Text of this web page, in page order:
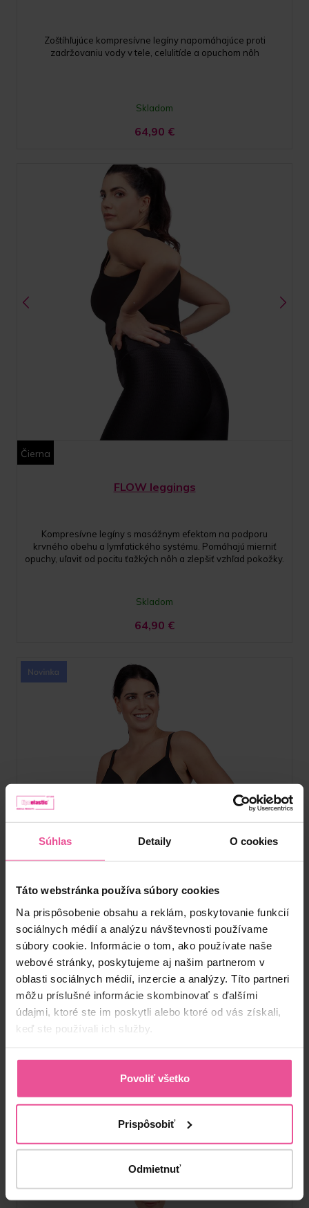
Súhlas Detaily O cookies
Táto webstránka používa súbory cookies
Na prispôsobenie obsahu a reklám, poskytovanie funkcií
sociálnych médií a analýzu návštevnosti používame
súbory cookie. Informácie o tom, ako používate naše
webové stránky, poskytujeme aj našim partnerom v
oblasti sociálnych médií, inzercie a analýzy. Títo partneri
môžu príslušné informácie skombinovať s ďalšími
údajmi, ktoré ste im poskytli alebo ktoré od vás získali,
keď ste používali ich služby.
Povoliť všetko
Prispôsobiť
Odmietnuť
Zoštíhľujúce kompresívne legíny napomáhajúce proti
zadržovaniu vody v tele, celulitíde a opuchom nôh
Skladom
64,90 €
Čierna
FLOW leggings
Kompresívne legíny s masážnym efektom na podporu
krvného obehu a lymfatického systému. Pomáhajú mierniť
opuchy, uľaviť od pocitu ťažkých nôh a zlepšiť vzhľad pokožky.
Skladom
64,90 €
Telová Čierna
Everyday Shape High-Waist Briefs
Sťahovacie nohavičky s vysokým pásom – spevnia bruško aj
Skladom
29,90 €